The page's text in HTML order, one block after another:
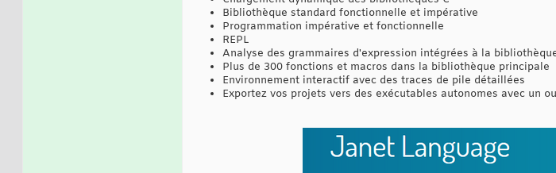
Bibliothèque standard fonctionnelle et impérative
Programmation impérative et fonctionnelle
REPL
Analyse des grammaires d'expression intégrées à la
Plus de 300 fonctions et macros dans la bibliothèque principale
Environnement interactif avec des traces de pile détaillées
Exportez vos projets vers des exécutables autonomes avec un